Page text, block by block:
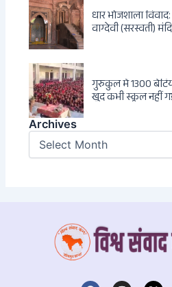
धार भोजशाला
वाग्देवी (सरस्वती)
गुरुकुल में 1300 बेटियों
खुद कभी स्कूल नहीं
Archives
Archives
F I X